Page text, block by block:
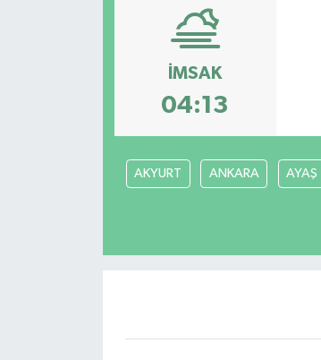
İMSAK
04:13
AKYURT ANKARA AYAŞ